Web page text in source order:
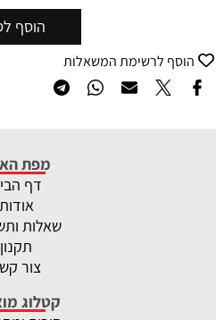
הוסף
הוסף לרשימת המשאלות
מפת
דף
אודות
שאלות
תקנון
צור
קטלוג